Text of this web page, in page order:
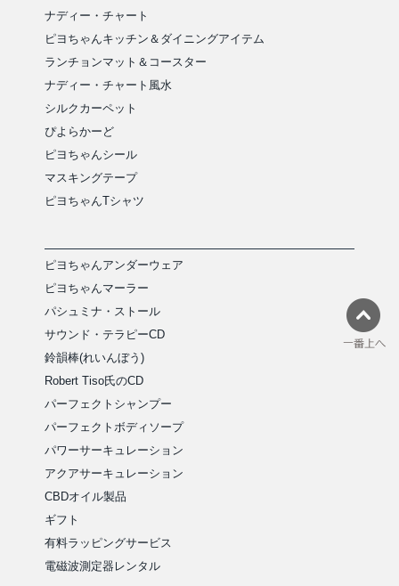
ナディー・チャート
ピヨちゃんキッチン＆ダイニングアイテム
ランチョンマット＆コースター
ナディー・チャート風水
シルクカーペット
ぴよらかーど
ピヨちゃんシール
マスキングテープ
ピヨちゃんTシャツ
ピヨちゃんアンダーウェア
ピヨちゃんマーラー
パシュミナ・ストール
サウンド・テラピーCD
鈴韻棒(れいんぼう)
Robert Tiso氏のCD
パーフェクトシャンプー
パーフェクトボディソープ
パワーサーキュレーション
アクアサーキュレーション
CBDオイル製品
ギフト
有料ラッピングサービス
電磁波測定器レンタル